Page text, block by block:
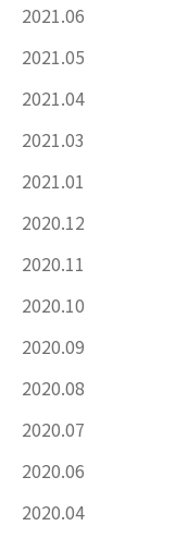
2021.06
2021.05
2021.04
2021.03
2021.01
2020.12
2020.11
2020.10
2020.09
2020.08
2020.07
2020.06
2020.04